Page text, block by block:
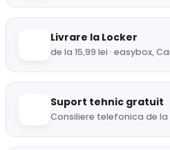
Livrare la Locker
de la 15,99 lei · easybox,
Suport tehnic gratuit
Consiliere telefonica de